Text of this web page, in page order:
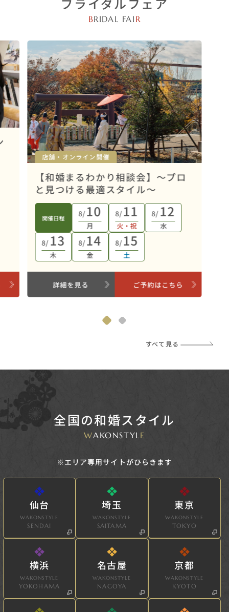
BRIDAL FAI R
店舗・オンライン開催
【和婚まるわかり相談会】～プロ
と見つける最適スタイル～
開催日程 8/10
月
8/11
火・祝
8/ 12
水
8/ 13
木
8/14
金
8/15
土
詳細を見る ご予約はこちら
すべて見る
全国の和婚スタイル
WAKONSTYLE
※エリア専用サイトがひらきます
仙台
WAKONSTYLE
SENDAI
埼玉
WAKONSTYLE
SAITAMA
東京
WAKONSTYLE
TOKYO
横浜
WAKONSTYLE
YOKOHAMA
名古屋
WAKONSTYLE
NAGOYA
京都
WAKONSTYLE
KYOTO